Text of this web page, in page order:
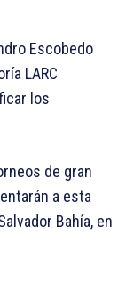
Escobedo
LARC
los
de gran
a esta
Bahía, en